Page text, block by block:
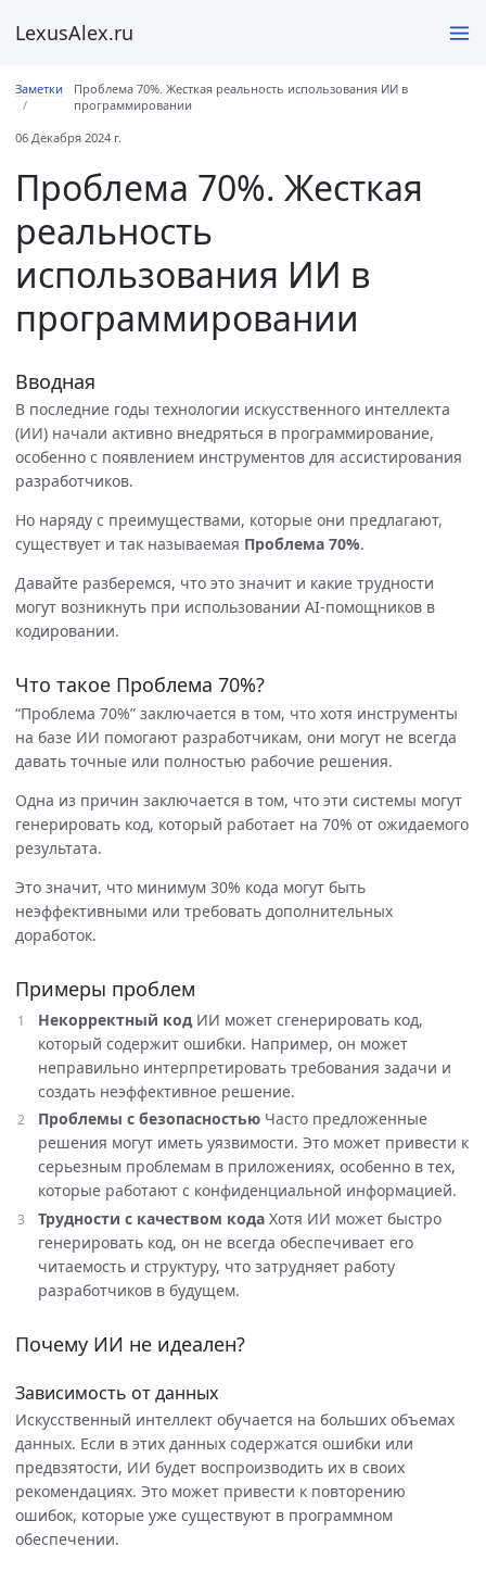
LexusAlex.ru
Заметки
Проблема 70%. Жесткая реальность использования ИИ в
программировании
06 Декабря 2024 г.
Проблема 70%. Жесткая
реальность
использования ИИ в
программировании
Вводная
В последние годы технологии искусственного интеллекта
(ИИ) начали активно внедряться в программирование,
особенно с появлением инструментов для ассистирования
разработчиков.
Но наряду с преимуществами, которые они предлагают,
существует и так называемая Проблема 70%.
Давайте разберемся, что это значит и какие трудности
могут возникнуть при использовании AI-помощников в
кодировании.
Что такое Проблема 70%?
“Проблема 70%” заключается в том, что хотя инструменты
на базе ИИ помогают разработчикам, они могут не всегда
давать точные или полностью рабочие решения.
Одна из причин заключается в том, что эти системы могут
генерировать код, который работает на 70% от ожидаемого
результата.
Это значит, что минимум 30% кода могут быть
неэффективными или требовать дополнительных
доработок.
Примеры проблем
Некорректный код ИИ может сгенерировать код,
который содержит ошибки. Например, он может
неправильно интерпретировать требования задачи и
создать неэффективное решение.
Проблемы с безопасностью Часто предложенные
решения могут иметь уязвимости. Это может привести к
серьезным проблемам в приложениях, особенно в тех,
которые работают с конфиденциальной информацией.
Трудности с качеством кода Хотя ИИ может быстро
генерировать код, он не всегда обеспечивает его
читаемость и структуру, что затрудняет работу
разработчиков в будущем.
Почему ИИ не идеален?
Зависимость от данных
Искусственный интеллект обучается на больших объемах
данных. Если в этих данных содержатся ошибки или
предвзятости, ИИ будет воспроизводить их в своих
рекомендациях. Это может привести к повторению
ошибок, которые уже существуют в программном
обеспечении.